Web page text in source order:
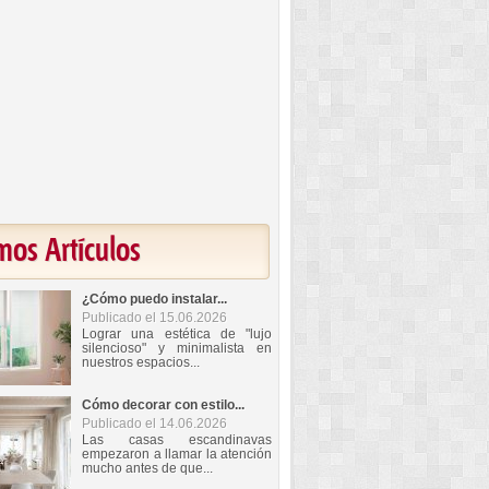
Artículos
¿Cómo puedo instalar...
Publicado el 15.06.2026
Lograr una estética de "lujo
silencioso" y minimalista en
nuestros espacios...
Cómo decorar con estilo...
Publicado el 14.06.2026
Las casas escandinavas
empezaron a llamar la atención
mucho antes de que...